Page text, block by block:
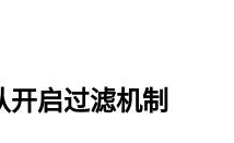
启过滤机制